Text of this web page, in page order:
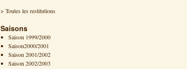
> Toutes les restitutions
Saisons
Saison 1999/2000
Saison2000/2001
Saison 2001/2002
Saison 2002/2003